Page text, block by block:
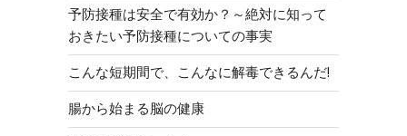
予防接種は安全で有効か？～絶対に知って
おきたい予防接種についての事実
こんな短期間で、こんなに解毒できるんだ!
腸から始まる脳の健康